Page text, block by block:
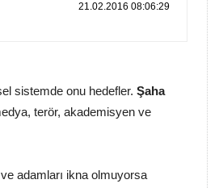
21.02.2016 08:06:29
sistemde onu hedefler. Şaha
terör, akademisyen ve
adamları ikna olmuyorsa